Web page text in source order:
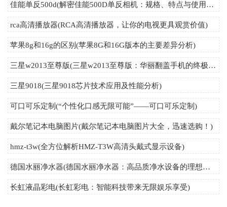
佳能单反500d(解密佳能500D单反相机：规格、特点与使用技巧详解)
rca高清播放器(RCA高清播放器，让你的电视更具观赏价值)
苹果8g和16g的区别(苹果8G和16G版本的主要差异分析)
三星w2013至尊版(三星w2013至尊版：华丽翻盖手机的终极演绎)
三星9018(三星9018芯片技术应用及性能分析)
可口可乐定制(“个性化口感无限可能”——可口可乐定制)
戴尔笔记本电脑图片(戴尔笔记本电脑图片大全，迅速选购！)
hmz-t3w(全方位解析HMZ-T3W高清头戴式显示设备)
德国水丽净水器(德国水丽净水器：高品质净水设备的理想选择)
长虹液晶彩电(长虹彩电：智能科技带来无限娱乐享受)